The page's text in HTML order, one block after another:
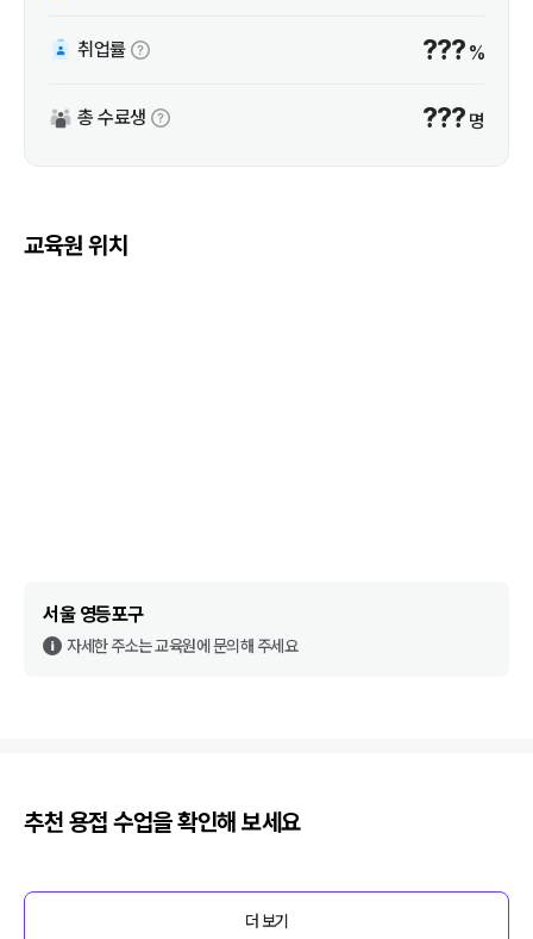
취업률 ??? %
총 수료생 ??? 명
교육원 위치
서울 영등포구
자세한 주소는 교육원에 문의해 주세요
추천 용접 수업을 확인해 보세요
더 보기